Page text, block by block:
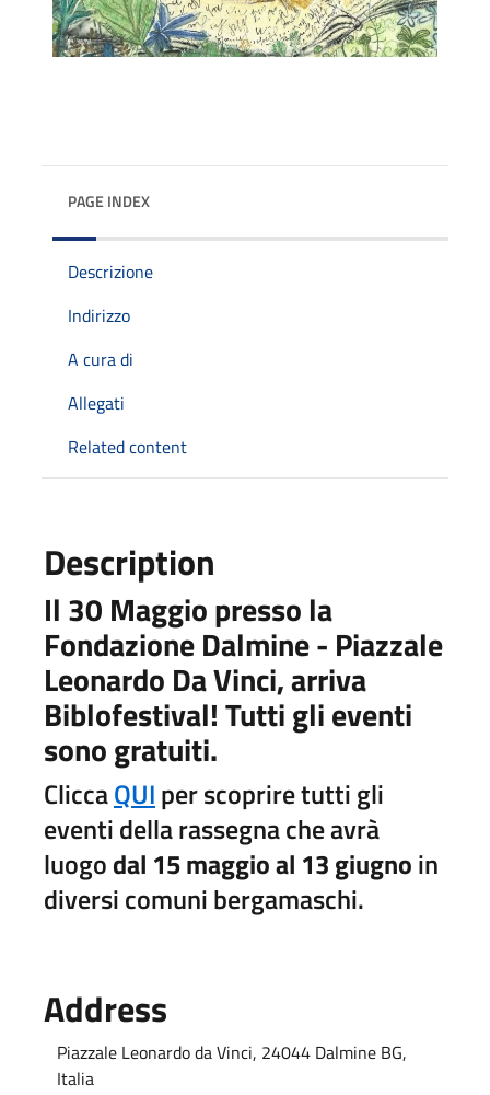
PAGE INDEX
Descrizione
Indirizzo
A cura di
Allegati
Related content
Description
Il 30 Maggio presso la
Fondazione Dalmine - Piazzale
Leonardo Da Vinci, arriva
Biblofestival! Tutti gli eventi
sono gratuiti.
CliccaQUIper scoprire tutti gli
eventi della rassegna che avrà
luogodal 15 maggio al 13 giugnoin
diversi comuni bergamaschi.
Address
Piazzale Leonardo da Vinci, 24044 Dalmine BG,
Italia